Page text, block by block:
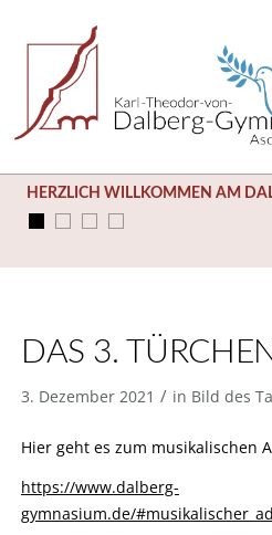
HERZLICH WILLKOMMEN AM
DAS 3.
3. Dezember 2021 / in Bild des
Hier geht es zum musikalischen
https://www.dalberg-
gymnasium.de/